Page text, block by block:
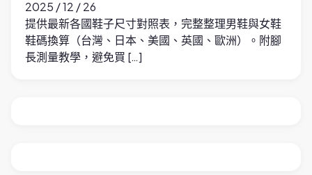
2025 / 12 / 26
提供最新各國鞋子尺寸對照表，完整整理男鞋與女鞋
鞋碼換算（台灣、日本、美國、英國、歐洲）。附腳
長測量教學，避免買 […]